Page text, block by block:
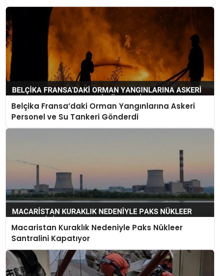
Belçika Fransa’daki Orman Yangınlarına Askeri
Personel ve Su Tankeri Gönderdi
Macaristan Kuraklık Nedeniyle Paks Nükleer
Santralini Kapatıyor